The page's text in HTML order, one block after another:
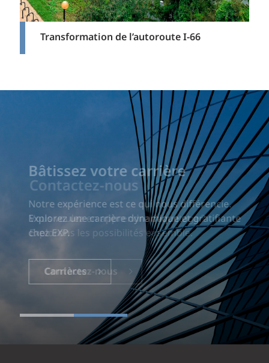
Transformation de l’autoroute I-66
Bâtissez votre carrière
Notre expérience est ce qui nous différencie.
Explorez une carrière dynamique et gratifiante
chez EXP.
Carrières